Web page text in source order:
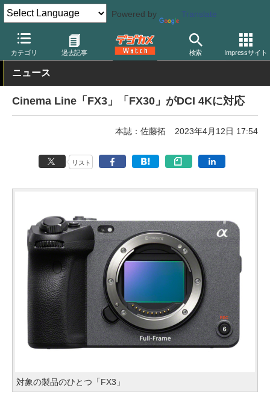
Powered by Translate
カテゴリ 過去記事 検索 Impressサイト
デジカメ Watch カメラ ミラーレスカメラ ソニー
ニュース
Cinema Line「FX3」「FX30」がDCI 4Kに対応
本誌：佐藤拓 2023年4月12日 17:54
リスト
対象の製品のひとつ「FX3」